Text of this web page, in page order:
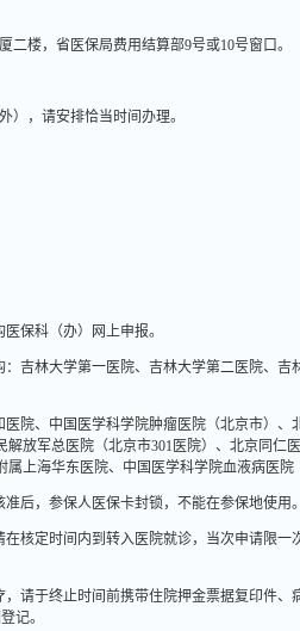
二楼，省医保局费用结算部9号或10号窗口。
），请安排恰当时间办理。
保科（办）网上申报。
吉林大学第一医院、吉林大学第二医院、
院、中国医学科学院肿瘤医院（北京市）
解放军总医院（北京市301 医院）、北京同仁
属上海华东医院、中国医学科学院血液病医院
后，参保人医保卡封锁，不能在参保地使
核定时间内到转入医院就诊，当次申请限
请于终止时间前携带住院押金票据复印件
记。